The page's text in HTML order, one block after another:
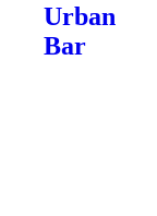
Urban
Bar